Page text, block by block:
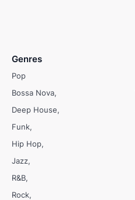
Genres
Pop
Bossa Nova
Deep House
Funk
Hip Hop
Jazz
R&B
Rock